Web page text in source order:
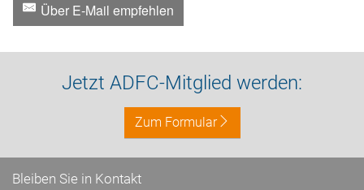
Über E-Mail empfehlen
Jetzt ADFC-Mitglied werden:
Zum Formular
Bleiben Sie in Kontakt